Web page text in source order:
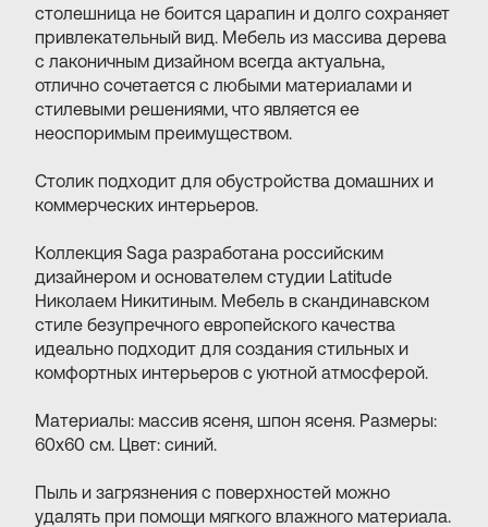
столешница не боится царапин и долго сохраняет
привлекательный вид. Мебель из массива дерева
с лаконичным дизайном всегда актуальна,
отлично сочетается с любыми материалами и
стилевыми решениями, что является ее
неоспоримым преимуществом.
Столик подходит для обустройства домашних и
коммерческих интерьеров.
Коллекция Saga разработана российским
дизайнером и основателем студии Latitude
Николаем Никитиным. Мебель в скандинавском
стиле безупречного европейского качества
идеально подходит для создания стильных и
комфортных интерьеров с уютной атмосферой.
Материалы: массив ясеня, шпон ясеня. Размеры:
60х60 см. Цвет: синий.
Пыль и загрязнения с поверхностей можно
удалять при помощи мягкого влажного материала.